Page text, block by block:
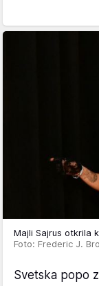
Majli Sajrus otkrila
Foto: Frederic J.
Svetska popo